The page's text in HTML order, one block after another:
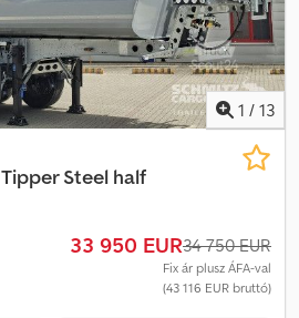
1 / 13
Tipper Steel half
33 950 EUR34 750 EUR
Fix ár plusz ÁFA-val
(43 116 EUR bruttó)